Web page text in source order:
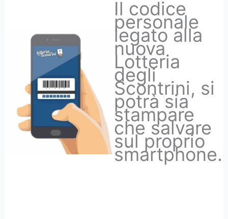
Il codice
personale
legato alla
nuova
Lotteria
degli
Scontrini, si
potrà sia
stampare
che salvare
sul proprio
smartphone.